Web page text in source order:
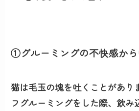
①グルーミングの不快感から
猫は毛玉の塊を吐くことがあり
フグルーミングをした際、飲み